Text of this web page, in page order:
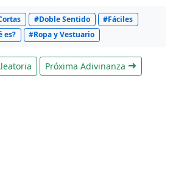
#Doble Sentido
#Fáciles
es?
#Ropa y Vestuario
Próxima Adivinanza